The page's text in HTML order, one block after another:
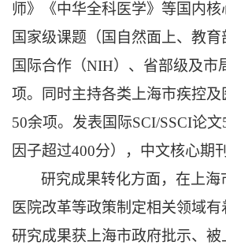
师》《中华全科医学》等国内
国家级课题（国自然面上、教育
国际合作（NIH）、省部级及市
项。同时主持各类上海市疾控
50余项。发表国际SCI/SSCI论
因子超过400分），中文核心期
研究成果转化方面，在上海
医院改革等政策制定相关领域有
研究成果获上海市政府批示、被